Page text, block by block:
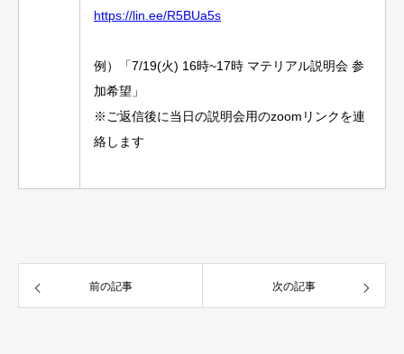
https://lin.ee/R5BUa5s
例）「7/19(火) 16時~17時 マテリアル説明会 参
加希望」
※ご返信後に当日の説明会用のzoomリンクを連
絡します
前の記事 次の記事